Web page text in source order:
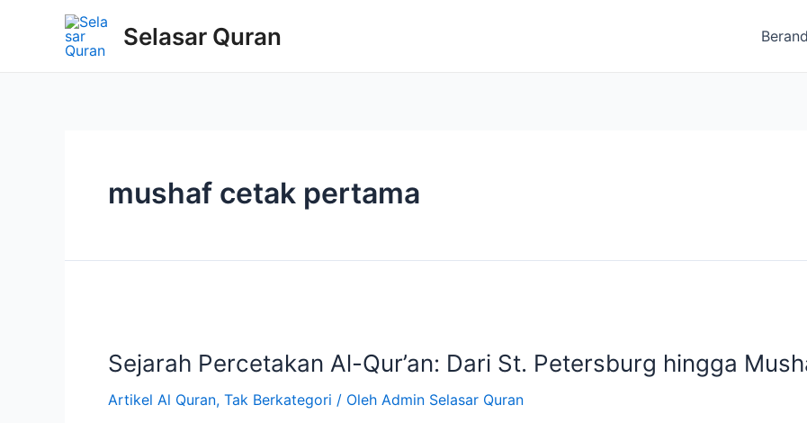
Selasar Quran
mushaf cetak pertama
Sejarah Percetakan Al-Qur’an: Dari St. Petersburg hingga
Artikel Al Quran, Tak Berkategori / Oleh Admin Selasar Quran